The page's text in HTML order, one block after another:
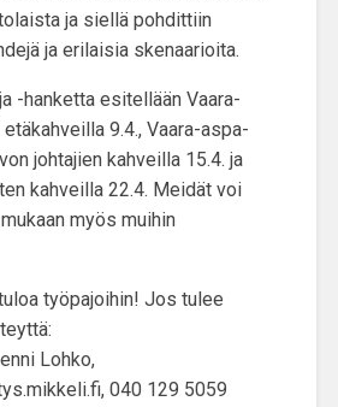
ja siellä pohdittiin
ja erilaisia skenaarioita.
-hanketta esitellään Vaara-
9.4., Vaara-aspa-
johtajien kahveilla 15.4. ja
kahveilla 22.4. Meidät voi
myös muihin
työpajoihin! Jos tulee
Lohko,
040 129 5059